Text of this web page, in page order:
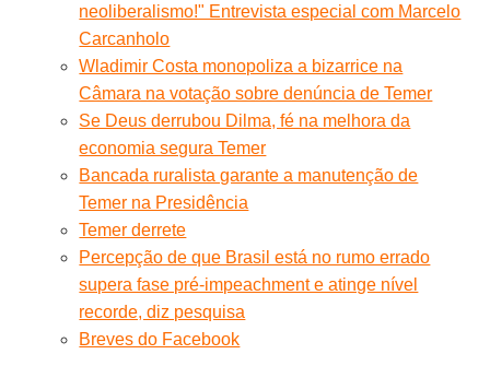
neoliberalismo!" Entrevista especial com Marcelo
Carcanholo
Wladimir Costa monopoliza a bizarrice na
Câmara na votação sobre denúncia de Temer
Se Deus derrubou Dilma, fé na melhora da
economia segura Temer
Bancada ruralista garante a manutenção de
Temer na Presidência
Temer derrete
Percepção de que Brasil está no rumo errado
supera fase pré-impeachment e atinge nível
recorde, diz pesquisa
Breves do Facebook